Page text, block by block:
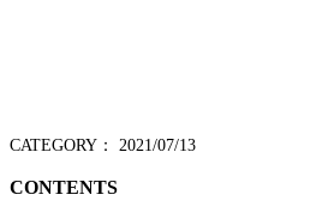
CATEGORY： 2021/07/13
CONTENTS